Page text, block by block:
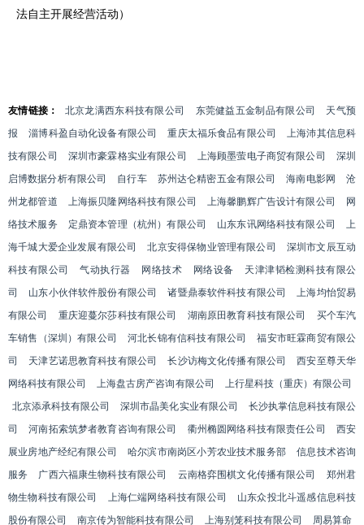
法自主开展经营活动）
友情链接： 北京龙满西东科技有限公司 东莞健益五金制品有限公司
天气预
报
淄博科盈自动化设备有限公司 重庆太福乐食品有限公司
上海沛其信息科
技有限公司
深圳市豪霖格实业有限公司 上海顾墨萤电子商贸有限公司
深圳
启博数据分析有限公司
自行车 苏州达仑精密五金有限公司 海南电影网
沧
州龙都管道
上海振贝隆网络科技有限公司 上海馨鹏辉广告设计有限公司
网
络技术服务
定鼎资本管理（杭州）有限公司 山东东讯网络科技有限公司
上
海千城大爱企业发展有限公司
北京安得保物业管理有限公司
深圳市文辰互动
科技有限公司
气动执行器 网络技术 网络设备
天津津韬检测科技有限公
司
山东小伙伴软件股份有限公司 诸暨鼎泰软件科技有限公司
上海均怡贸易
有限公司
重庆迎蔓尔莎科技有限公司 湖南原田教育科技有限公司
买个车汽
车销售（深圳）有限公司
河北长锦有信科技有限公司
福安市旺霖商贸有限公
司
天津艺诺思教育科技有限公司 长沙访梅文化传播有限公司
西安至尊天华
网络科技有限公司
上海盘古房产咨询有限公司
上行星科技（重庆）有限公司
北京添承科技有限公司
深圳市晶美化实业有限公司
长沙执掌信息科技有限公
司
河南拓索筑梦者教育咨询有限公司 衢州椭圆网络科技有限责任公司
西安
展业房地产经纪有限公司
哈尔滨市南岗区小芳农业技术服务部
信息技术咨询
服务
广西六福康生物科技有限公司 云南格弈围棋文化传播有限公司
郑州君
物生物科技有限公司
上海仁端网络科技有限公司
山东众投北斗遥感信息科技
股份有限公司
南京传为智能科技有限公司 上海别笼科技有限公司 周易算命